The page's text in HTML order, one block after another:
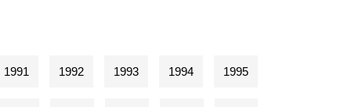
1991 1992 1993 1994 1995